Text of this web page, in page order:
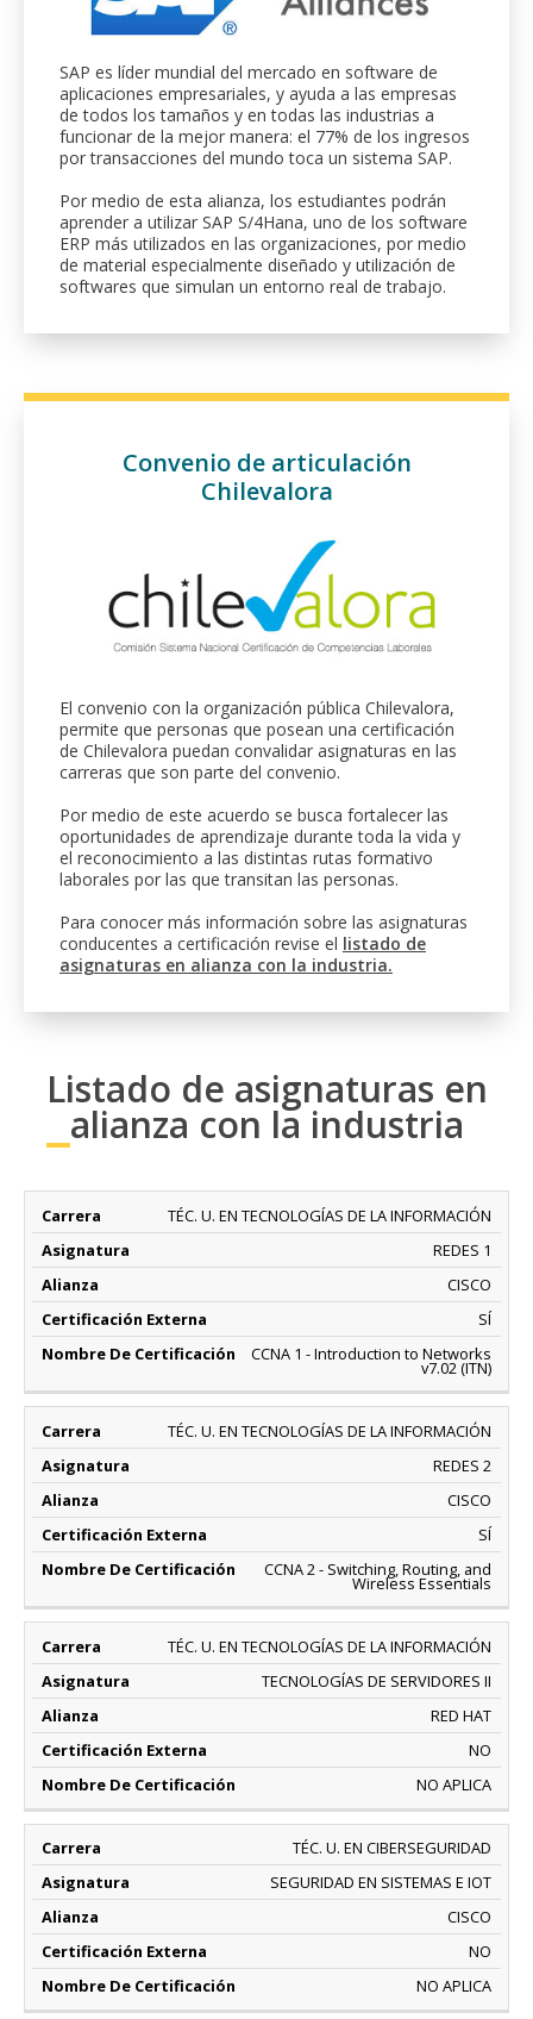
SAP es líder mundial del mercado en software de
aplicaciones empresariales, y ayuda a las empresas
de todos los tamaños y en todas las industrias a
funcionar de la mejor manera: el 77% de los ingresos
por transacciones del mundo toca un sistema SAP.
Por medio de esta alianza, los estudiantes podrán
aprender a utilizar SAP S/4Hana, uno de los software
ERP más utilizados en las organizaciones, por medio
de material especialmente diseñado y utilización de
softwares que simulan un entorno real de trabajo.
Convenio de articulación
Chilevalora
El convenio con la organización pública Chilevalora,
permite que personas que posean una certificación
de Chilevalora puedan convalidar asignaturas en las
carreras que son parte del convenio.
Por medio de este acuerdo se busca fortalecer las
oportunidades de aprendizaje durante toda la vida y
el reconocimiento a las distintas rutas formativo
laborales por las que transitan las personas.
Para conocer más información sobre las asignaturas
conducentes a certificación revise el listado de
asignaturas en alianza con la industria.
Listado de asignaturas en
alianza con la industria
CARRERA ASIGNATURA ALIANZA CERTIFICACIÓN
EXTERNA
TÉC. U. EN TECNOLOGÍAS DE LA INFORMACIÓN
REDES 1
CISCO
SÍ
CCNA 1 - Introduction to Networks
v7.02 (ITN)
TÉC. U. EN TECNOLOGÍAS DE LA INFORMACIÓN
REDES 2
CISCO
SÍ
CCNA 2 - Switching, Routing, and
Wireless Essentials
TÉC. U. EN TECNOLOGÍAS DE LA INFORMACIÓN
TECNOLOGÍAS DE SERVIDORES II
RED HAT
NO
NO APLICA
TÉC. U. EN CIBERSEGURIDAD
SEGURIDAD EN SISTEMAS E IOT
CISCO
NO
NO APLICA